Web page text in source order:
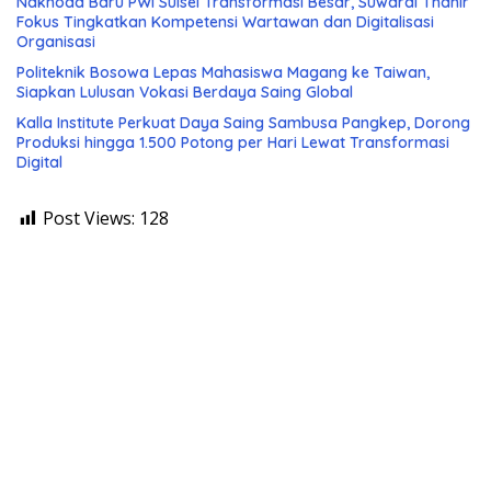
Fokus Tingkatkan Kompetensi Wartawan dan Digitalisasi
Organisasi
Politeknik Bosowa Lepas Mahasiswa Magang ke Taiwan,
Siapkan Lulusan Vokasi Berdaya Saing Global
Kalla Institute Perkuat Daya Saing Sambusa Pangkep, Dorong
Produksi hingga 1.500 Potong per Hari Lewat Transformasi
Digital
Post Views: 128